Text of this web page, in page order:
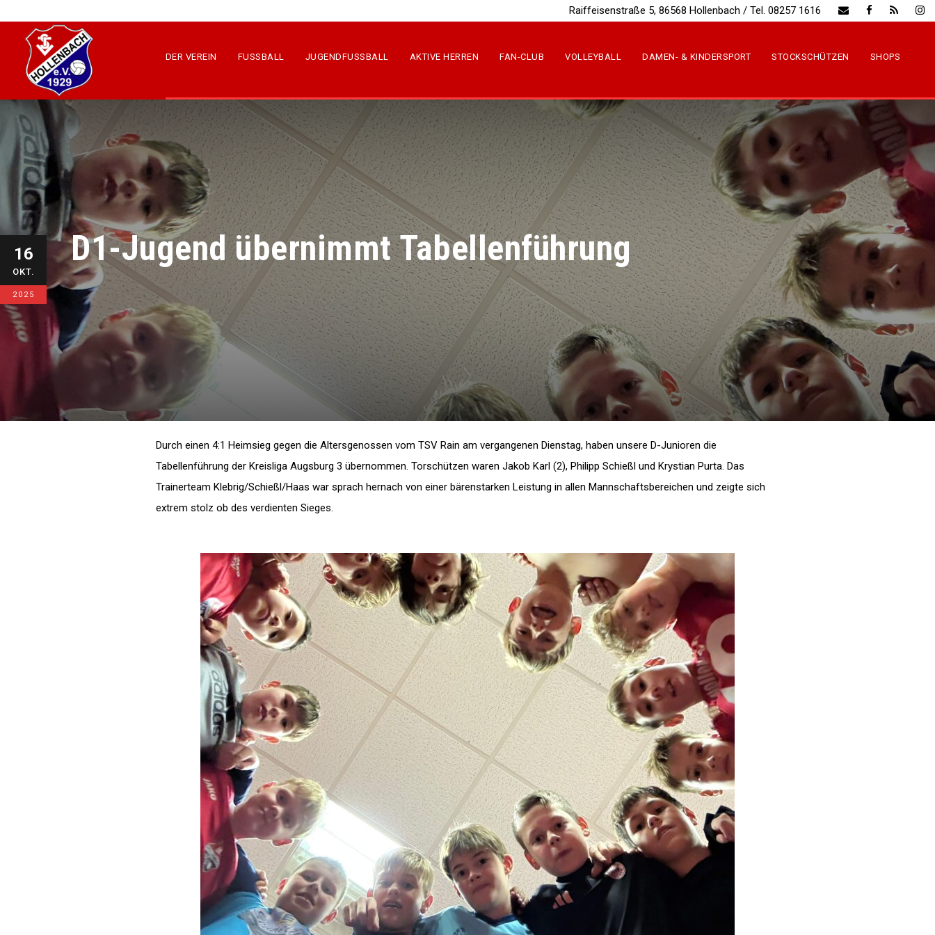
Raiffeisenstraße 5, 86568 Hollenbach / Tel. 08257 1616
DER VEREIN FUSSBALL JUGENDFUSSBALL AKTIVE HERREN FAN-CLUB VOLLEYBALL DAMEN- & KINDERSPORT STOCKSCHÜTZEN SHOPS
16
OKT.
2025
D1-Jugend übernimmt Tabellenführung
Durch einen 4:1 Heimsieg gegen die Altersgenossen vom TSV Rain am vergangenen Dienstag, haben unsere D-Junioren die
Tabellenführung der Kreisliga Augsburg 3 übernommen. Torschützen waren Jakob Karl (2), Philipp Schießl und Krystian Purta. Das
Trainerteam Klebrig/Schießl/Haas war sprach hernach von einer bärenstarken Leistung in allen Mannschaftsbereichen und zeigte sich
extrem stolz ob des verdienten Sieges.